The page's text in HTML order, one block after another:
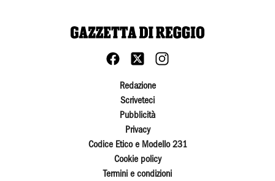
Redazione
Scriveteci
Pubblicità
Privacy
Codice Etico e Modello 231
Cookie policy
Termini e condizioni